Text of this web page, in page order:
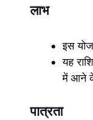
लाभ
इस
यह
में आने
पात्रता